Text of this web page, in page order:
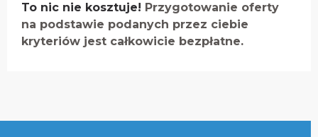
To nic nie kosztuje! Przygotowanie oferty
na podstawie podanych przez ciebie
kryteriów jest całkowicie bezpłatne.